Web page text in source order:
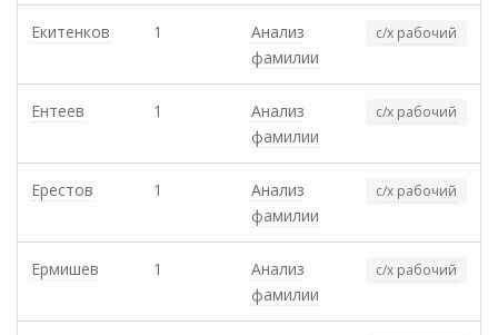
Екитенков 1
Анализ
фамилии
с/х рабочий
Ентеев 1
Анализ
фамилии
с/х рабочий
Ерестов 1
Анализ
фамилии
с/х рабочий
Ермишев 1
Анализ
фамилии
с/х рабочий